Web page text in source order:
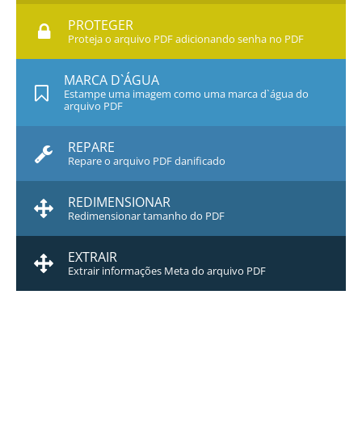
PROTEGER
Proteja o arquivo PDF adicionando senha no PDF
MARCA D`ÁGUA
Estampe uma imagem como uma marca d`água do
arquivo PDF
REPARE
Repare o arquivo PDF danificado
REDIMENSIONAR
Redimensionar tamanho do PDF
EXTRAIR
Extrair informações Meta do arquivo PDF